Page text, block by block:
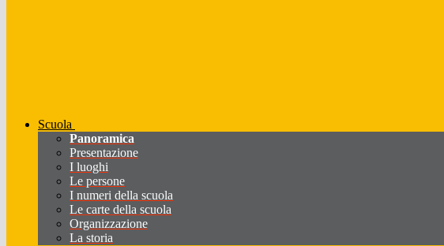
Scuola
Panoramica
Presentazione
I luoghi
Le persone
I numeri della scuola
Le carte della scuola
Organizzazione
La storia